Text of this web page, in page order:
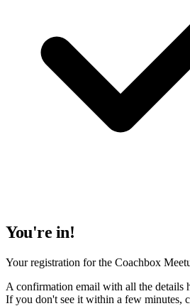
You're in!
Your registration for the Coachbox
A confirmation email with all the details
If you don't see it within a few minutes,